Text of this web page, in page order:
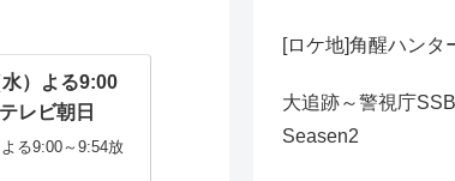
）よる9:00
レビ朝日
る9:00～9:54放
[ロケ地]角醒ハンタ
大追跡～警視庁
Seasen2